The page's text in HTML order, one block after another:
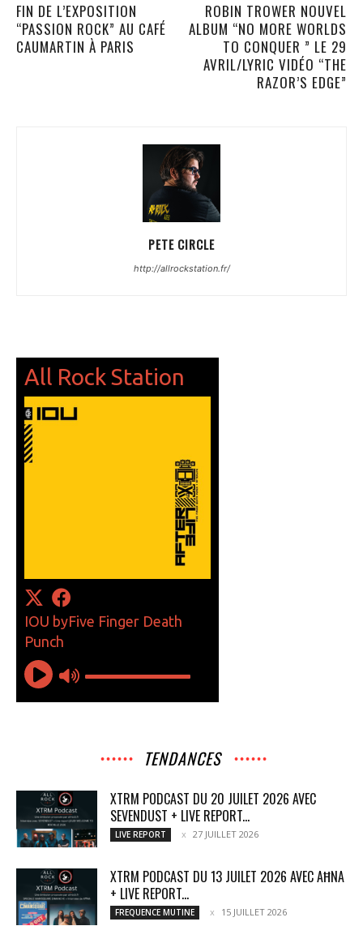
FIN DE L’EXPOSITION
“PASSION ROCK” AU CAFÉ
CAUMARTIN À PARIS
ROBIN TROWER NOUVEL
ALBUM “NO MORE WORLDS
TO CONQUER ” LE 29
AVRIL/LYRIC VIDÉO “THE
RAZOR’S EDGE”
PETE CIRCLE
http://allrockstation.fr/
TENDANCES
XTRM PODCAST DU 20 JUILET 2026 AVEC
SEVENDUST + LIVE REPORT...
LIVE REPORT 27 JUILLET 2026
XTRM PODCAST DU 13 JUILET 2026 AVEC AĦNA
+ LIVE REPORT...
FREQUENCE MUTINE 15 JUILLET 2026